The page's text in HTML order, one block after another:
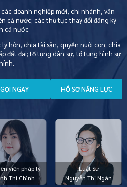
viên pháp lý
Thị Chình
Luật Sư
Nguyễn Thị Ngàn
doanh nghiệp mới, chi nhánh, văn
cả nước; các thủ tục thay đổi đăng ký
cả nước
ly hôn, chia tài sản, quyền nuôi con; chia
đất đai; tố tụng dân sự, tố tụng hình sự
GỌI NGAY HỒ SƠ NĂNG LỰC